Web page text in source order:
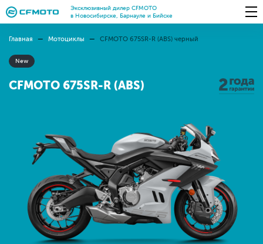
Эксклюзивный дилер CFMOTO
в Новосибирске, Барнауле и Бийске
Главная Мотоциклы CFMOTO 675SR-R (ABS) черный
New
CFMOTO 675SR-R (ABS)